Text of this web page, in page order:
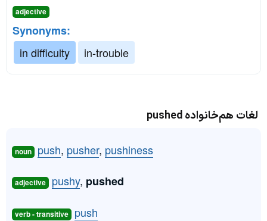
adjective
Synonyms:
in difficulty
in-trouble
لغات هم‌خانواده pushed
noun push, pusher, pushiness
adjective pushy, pushed
verb - transitive push